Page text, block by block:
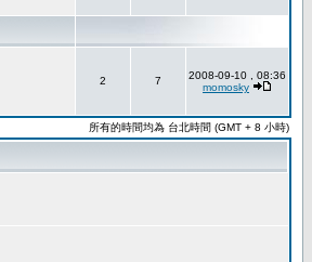
2 7
2008-09-10 , 08:36
momosky
所有的時間均為 台北時間 (GMT + 8 小時)